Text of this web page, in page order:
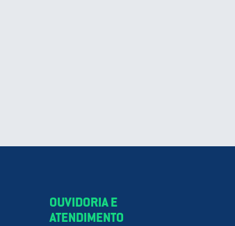
OUVIDORIA E
ATENDIMENTO